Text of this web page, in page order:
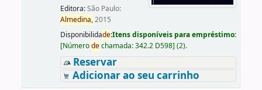
Editora:São Paulo:
Almedina,2015
Disponibilidade:Itens disponíveis para empréstimo:
[Númerodechamada:342.2 D598] (2).
Reservar
Adicionar ao seu carrinho